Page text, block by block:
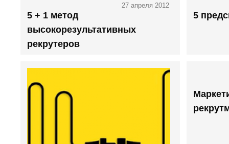
27 апреля 2012
5 + 1 метод
высокорезультативных
рекрутеров
5